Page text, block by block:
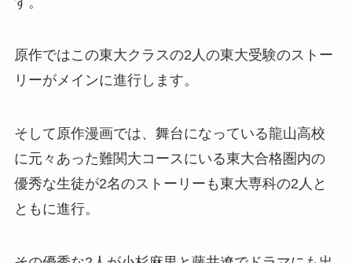
原作ではこの東大クラスの2人の東大受験のストー
リーがメインに進行します。
そして原作漫画では、舞台になっている龍山高校
に元々あった難関大コースにいる東大合格圏内の
優秀な生徒が2名のストーリーも東大専科の2人と
ともに進行。